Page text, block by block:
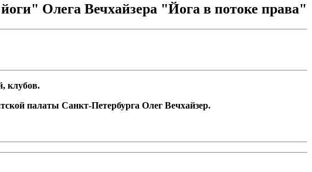
Олега Вечхайзера "Йога в потоке права"
клубов.
палаты Санкт-Петербурга Олег Вечхайзер.